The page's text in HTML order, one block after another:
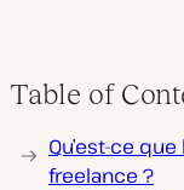
Table of
Qu’est-ce
freelance ?